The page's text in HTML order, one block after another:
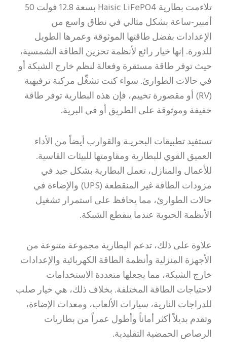
تلاءمت بطارية Haisic LiFePO4 بسعة 12.8 فولت 50
أمبير-ساعة بشكل مثالي في نطاق واسع من
الإعدادات بفضل طاقتها الموثوقة وعمرها الطويل
للدورة. إنها خيار رائع لأنظمة تخزين الطاقة الشمسية،
حيث توفر طاقة مستقرة وفعالة لنظم خارج الشبكة أو
في حالات الطوارئ. سواء كنت تشغِّل مركبة ترفيهية
(RV) أو مقصورة تخييم، فإن هذه البطارية توفر طاقة
خفيفة وموثوقة على الطريق أو في البرية.
تستفيد تطبيقات البحريـة والقوارب أيضاً من الأداء
العميق القوي للبطارية ومقاومتها للبيئات القاسية.
للأعمال والمنازل، تعمل البطارية بشكل جيد في
مزودات الطاقة غير المنقطعة (UPS) والإضاءة في
حالات الطوارئ، مما يحافظ على استمرار تشغيل
الأنظمة الحيوية عندما ينقطع الشبكة.
علاوة على ذلك، تدعم البطارية مجموعة متنوعة من
الأجهزة المنزلية وأنظمة الطاقة الكهربائية والإعدادات
خارج الشبكة، مما يجعلها متعددة الاستخدامات
لاحتياجات الطاقة المختلفة. بخلاف ذلك، هي خيار صلب
للدراجات النارية، سيارات الألعاب، ومعدات الإضاءة،
وتقدم بديلاً أكثر أماناً وأطول عمراً من بطاريات
الرصاص الحمضية التقليدية.